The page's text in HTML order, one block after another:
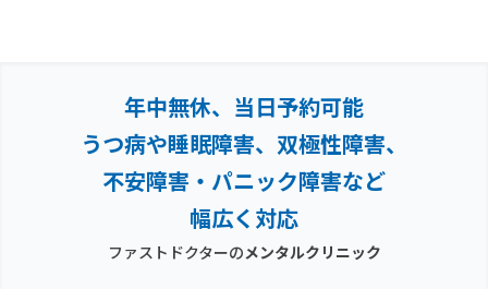
年中無休、当日予約可能
うつ病や睡眠障害、双極性障害、
不安障害・パニック障害など
幅広く対応
ファストドクターのメンタルクリニック